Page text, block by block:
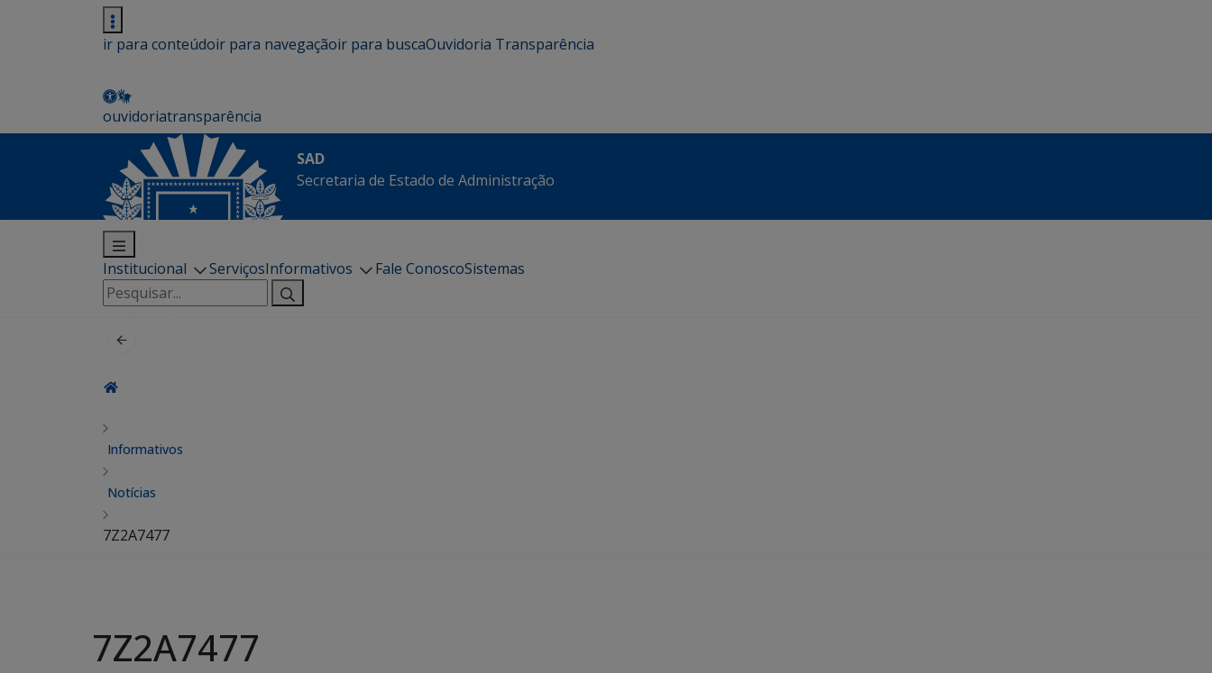
ir para conteúdoir para navegaçãoir para buscaOuvidoria Transparência
ouvidoriatransparência
SAD
Secretaria de Estado de Administração
Institucional ServiçosInformativos Fale ConoscoSistemas
Pesquisar
por:
Informativos
Notícias
7Z2A7477
7Z2A7477